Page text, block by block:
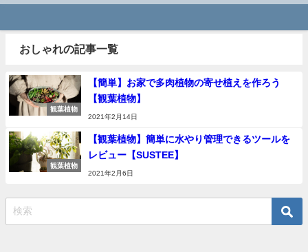
おしゃれの記事一覧
観葉植物
【簡単】お家で多肉植物の寄せ植えを作ろう
【観葉植物】
2021年2月14日
観葉植物
【観葉植物】簡単に水やり管理できるツールを
レビュー【SUSTEE】
2021年2月6日